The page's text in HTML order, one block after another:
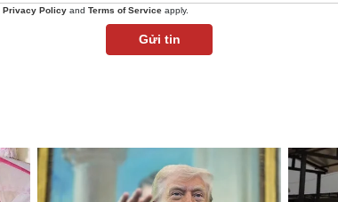
Privacy Policy and Terms of Service apply.
Gửi tin